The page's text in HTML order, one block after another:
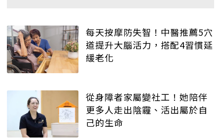
每天按摩防失智！中醫推薦5穴
道提升大腦活力，搭配4習慣延
緩老化
從身障者家屬變社工！她陪伴
更多人走出陰霾、活出屬於自
己的生命